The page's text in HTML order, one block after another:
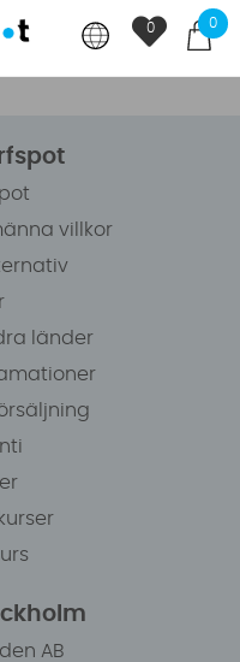
0
0
villkor
länder
AB